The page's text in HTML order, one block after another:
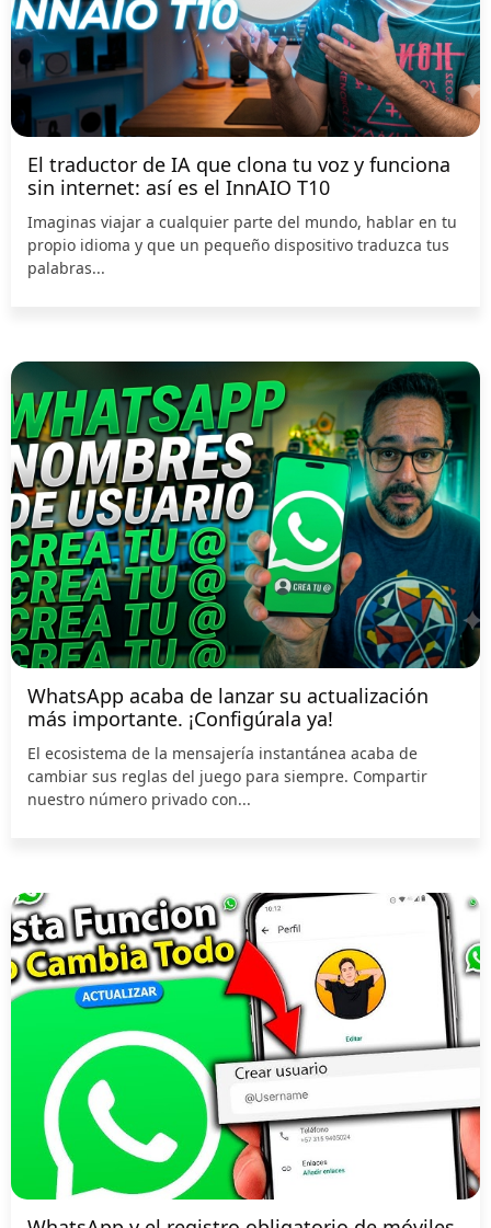
El traductor de IA que clona tu voz y funciona
sin internet: así es el InnAIO T10
Imaginas viajar a cualquier parte del mundo, hablar en tu
propio idioma y que un pequeño dispositivo traduzca tus
palabras...
WhatsApp acaba de lanzar su actualización
más importante. ¡Configúrala ya!
El ecosistema de la mensajería instantánea acaba de
cambiar sus reglas del juego para siempre. Compartir
nuestro número privado con...